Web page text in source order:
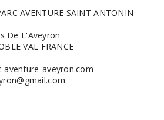
AVENTURE SAINT ANTONIN
De L'Aveyron
VAL FRANCE
aventure-aveyron.com